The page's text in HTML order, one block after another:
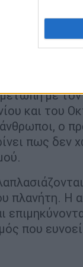
από την
τα
με
και του
ο
πως δεν
πλανήτη. Η
που